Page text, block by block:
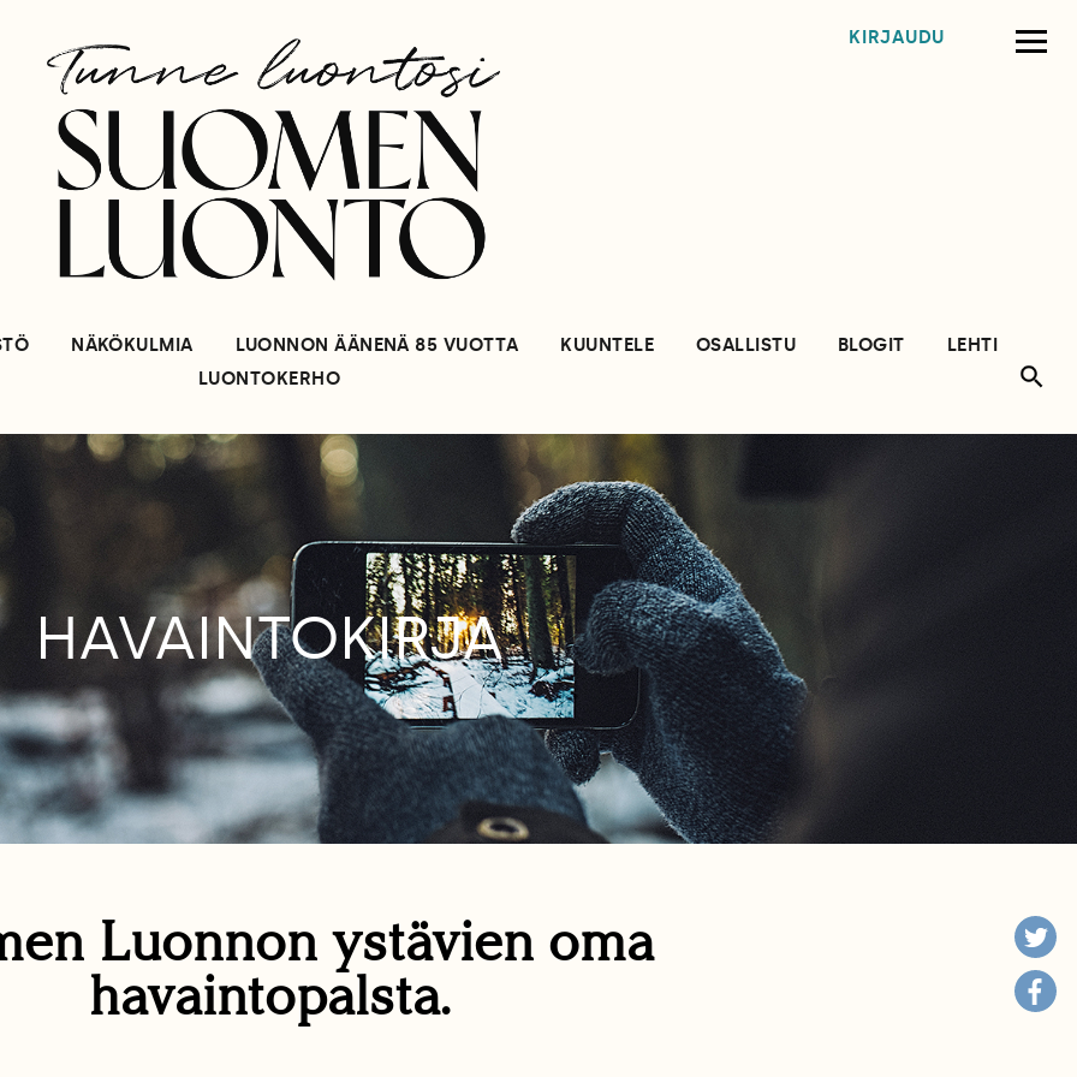
KIRJAUDU
NÄKÖKULMIA LUONNON ÄÄNENÄ 85 VUOTTA KUUNTELE OSALLISTU BLOGIT
LEHTI
LUONTOKERHO
HAVAINTOKIRJA
Luonnon ystävien oma
havaintopalsta.